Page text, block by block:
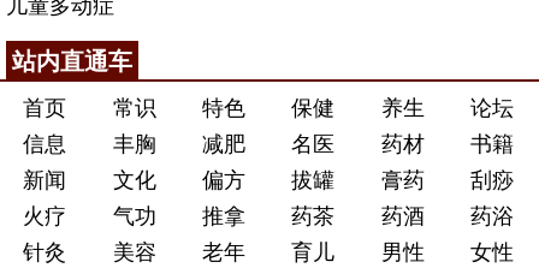
站内直通车
首页 常识 特色 保健 养生
论坛
信息
丰胸 减肥 名医 药材
书籍
新闻
文化 偏方 拔罐 膏药
刮痧
火疗
气功 推拿 药茶 药酒
药浴
针灸
美容 老年 育儿 男性
女性